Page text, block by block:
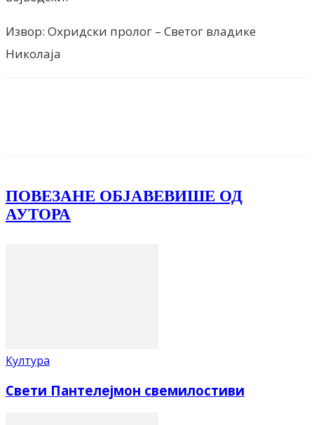
Извор: Охридски пролог – Светог владике
Николаја
ПОВЕЗАНЕ ОБЈАВЕВИШЕ ОД
АУТОРА
Култура
Свети Пантелејмон свемилостиви